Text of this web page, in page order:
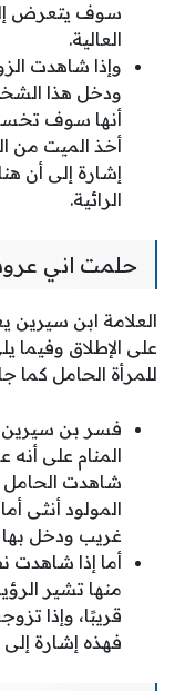
سوف يتعرض
العالية.
وإذا شاهدت
ودخل هذا
أنها سوف تخسر
أخذ الميت من
إشارة إلى أن
الرائية.
حلمت اني
العلامة ابن سيرين
على الإطلاق
للمرأة الحامل كما
فسر بن سيرين
المنام على أنه
شاهدت الحامل
المولود أنثى
غريب ودخل بها
أما إذا
منها تشير
قريبًا، وإذا
فهذه إشارة إلى